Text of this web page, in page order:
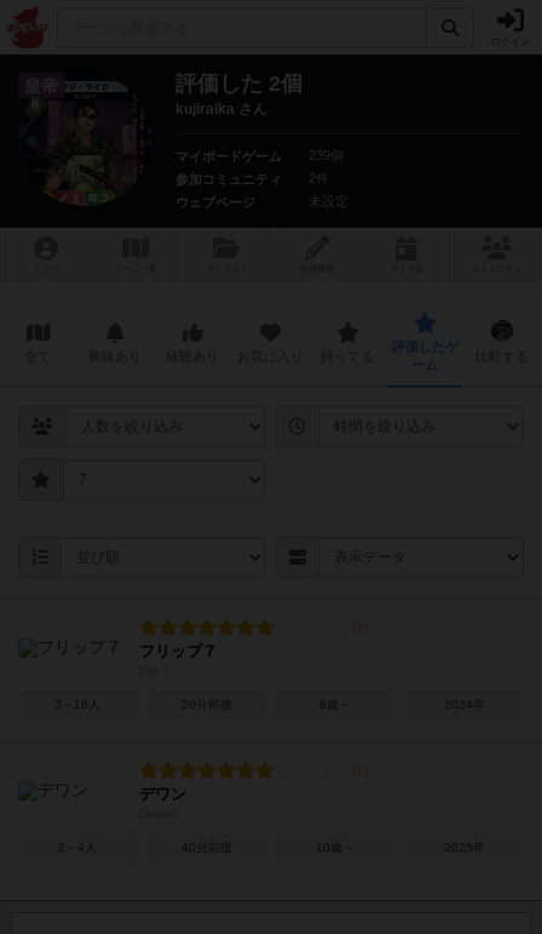
皇帝 評価した 2個
kujiraika さん
マイボードゲーム
239個
参加コミュニティ
2件
ウェブページ
未設定
評価したゲ
ーム
フリップ７
3～18人 20分前後 8歳～ 2024年
デワン
2～4人 40分前後 10歳～ 2025年